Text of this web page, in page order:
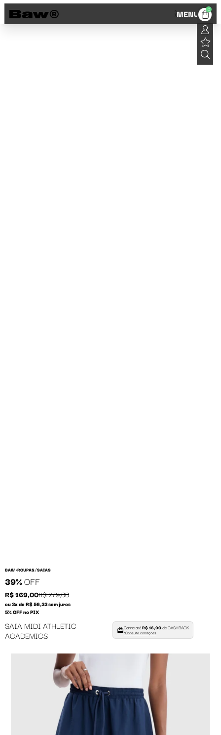
MENU 0
BAW •ROUPAS/SAIAS
39%OFF
R$ 169,00R$ 279,00
ou 3x de R$ 56,33 sem juros
5% OFF no PIX
SAIA MIDI ATHLETIC
ACADEMICS
Ganhe atéR$ 16,90de CASHBACK
*Consulte condições